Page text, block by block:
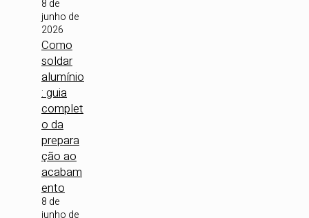
8 de
junho de
2026
Como
soldar
alumínio
: guia
complet
o da
prepara
ção ao
acabam
ento
8 de
junho de